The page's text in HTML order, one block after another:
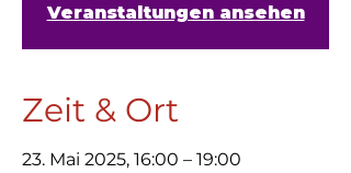
Veranstaltungen ansehen
Zeit & Ort
23. Mai 2025, 16:00 – 19:00